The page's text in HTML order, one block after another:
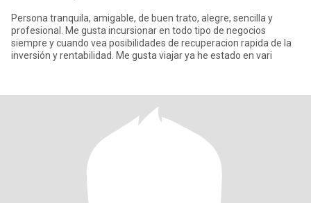
Persona tranquila, amigable, de buen trato, alegre, sencilla y
profesional. Me gusta incursionar en todo tipo de negocios
siempre y cuando vea posibilidades de recuperacion rapida de la
inversión y rentabilidad. Me gusta viajar ya he estado en vari